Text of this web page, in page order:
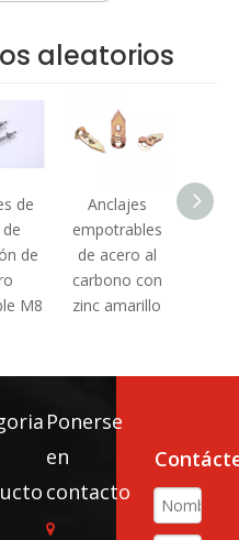
aleatorios
de
de
M8
Anclajes
empotrables
de acero al
carbono con
zinc amarillo
Ponerse
en
contacto
